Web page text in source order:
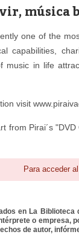
música
one of the
capabilities,
music in life
visit
from Pirai´s
Para acceder
en La
o empresa,
de autor,